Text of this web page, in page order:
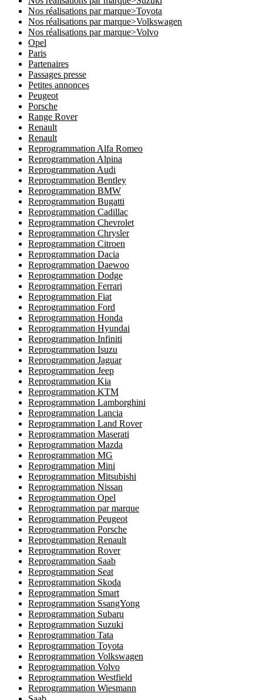
Nos réalisations par marque>Toyota
Nos réalisations par marque>Volkswagen
Nos réalisations par marque>Volvo
Opel
Paris
Partenaires
Passages presse
Petites annonces
Peugeot
Porsche
Range Rover
Renault
Renault
Reprogrammation Alfa Romeo
Reprogrammation Alpina
Reprogrammation Audi
Reprogrammation Bentley
Reprogrammation BMW
Reprogrammation Bugatti
Reprogrammation Cadillac
Reprogrammation Chevrolet
Reprogrammation Chrysler
Reprogrammation Citroen
Reprogrammation Dacia
Reprogrammation Daewoo
Reprogrammation Dodge
Reprogrammation Ferrari
Reprogrammation Fiat
Reprogrammation Ford
Reprogrammation Honda
Reprogrammation Hyundai
Reprogrammation Infiniti
Reprogrammation Isuzu
Reprogrammation Jaguar
Reprogrammation Jeep
Reprogrammation Kia
Reprogrammation KTM
Reprogrammation Lamborghini
Reprogrammation Lancia
Reprogrammation Land Rover
Reprogrammation Maserati
Reprogrammation Mazda
Reprogrammation MG
Reprogrammation Mini
Reprogrammation Mitsubishi
Reprogrammation Nissan
Reprogrammation Opel
Reprogrammation par marque
Reprogrammation Peugeot
Reprogrammation Porsche
Reprogrammation Renault
Reprogrammation Rover
Reprogrammation Saab
Reprogrammation Seat
Reprogrammation Skoda
Reprogrammation Smart
Reprogrammation SsangYong
Reprogrammation Subaru
Reprogrammation Suzuki
Reprogrammation Tata
Reprogrammation Toyota
Reprogrammation Volkswagen
Reprogrammation Volvo
Reprogrammation Westfield
Reprogrammation Wiesmann